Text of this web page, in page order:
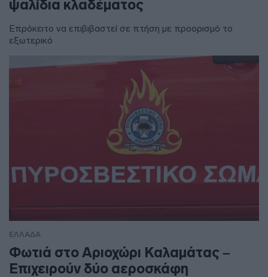
ψαλίδια κλαδέματος
Επρόκειτο να επιβιβαστεί σε πτήση με προορισμό το
εξωτερικό
ΕΛΛΑΔΑ
Φωτιά στο Αριοχώρι Καλαμάτας –
Επιχειρούν δύο αεροσκάφη